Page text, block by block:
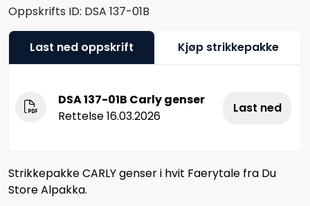
Oppskrifts ID: DSA 137-01B
Last ned oppskrift Kjøp strikkepakke
DSA 137-01B Carly genser
Rettelse 16.03.2026
Last ned
Strikkepakke CARLY genser i hvit Faerytale fra Du
Store Alpakka.